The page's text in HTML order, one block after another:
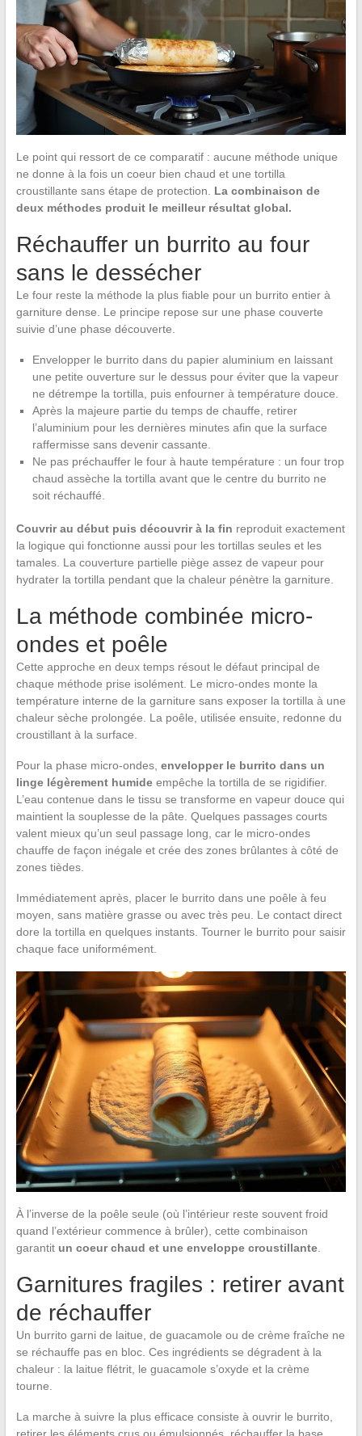
Le point qui ressort de ce comparatif : aucune méthode unique
ne donne à la fois un coeur bien chaud et une tortilla
croustillante sans étape de protection. La combinaison de
deux méthodes produit le meilleur résultat global.
Réchauffer un burrito au four
sans le dessécher
Le four reste la méthode la plus fiable pour un burrito entier à
garniture dense. Le principe repose sur une phase couverte
suivie d’une phase découverte.
Envelopper le burrito dans du papier aluminium en laissant
une petite ouverture sur le dessus pour éviter que la vapeur
ne détrempe la tortilla, puis enfourner à température douce.
Après la majeure partie du temps de chauffe, retirer
l’aluminium pour les dernières minutes afin que la surface
raffermisse sans devenir cassante.
Ne pas préchauffer le four à haute température : un four trop
chaud assèche la tortilla avant que le centre du burrito ne
soit réchauffé.
Couvrir au début puis découvrir à la fin reproduit exactement
la logique qui fonctionne aussi pour les tortillas seules et les
tamales. La couverture partielle piège assez de vapeur pour
hydrater la tortilla pendant que la chaleur pénètre la garniture.
La méthode combinée micro-
ondes et poêle
Cette approche en deux temps résout le défaut principal de
chaque méthode prise isolément. Le micro-ondes monte la
température interne de la garniture sans exposer la tortilla à une
chaleur sèche prolongée. La poêle, utilisée ensuite, redonne du
croustillant à la surface.
Pour la phase micro-ondes, envelopper le burrito dans un
linge légèrement humideempêche la tortilla de se rigidifier.
L’eau contenue dans le tissu se transforme en vapeur douce qui
maintient la souplesse de la pâte. Quelques passages courts
valent mieux qu’un seul passage long, car le micro-ondes
chauffe de façon inégale et crée des zones brûlantes à côté de
zones tièdes.
Immédiatement après, placer le burrito dans une poêle à feu
moyen, sans matière grasse ou avec très peu. Le contact direct
dore la tortilla en quelques instants. Tourner le burrito pour saisir
chaque face uniformément.
À l’inverse de la poêle seule (où l’intérieur reste souvent froid
quand l’extérieur commence à brûler), cette combinaison
garantit un coeur chaud et une enveloppe croustillante.
Garnitures fragiles : retirer avant
de réchauffer
Un burrito garni de laitue, de guacamole ou de crème fraîche ne
se réchauffe pas en bloc. Ces ingrédients se dégradent à la
chaleur : la laitue flétrit, le guacamole s’oxyde et la crème
tourne.
La marche à suivre la plus efficace consiste à ouvrir le burrito,